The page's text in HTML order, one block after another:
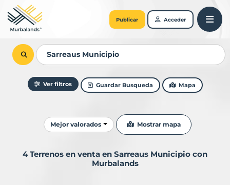
Publicar Acceder
Ver filtros Guardar Busqueda Mapa
Ordenar resultados
Mejor valorados Mostrar mapa
4 Terrenos en venta en Sarreaus Municipio con
Murbalands